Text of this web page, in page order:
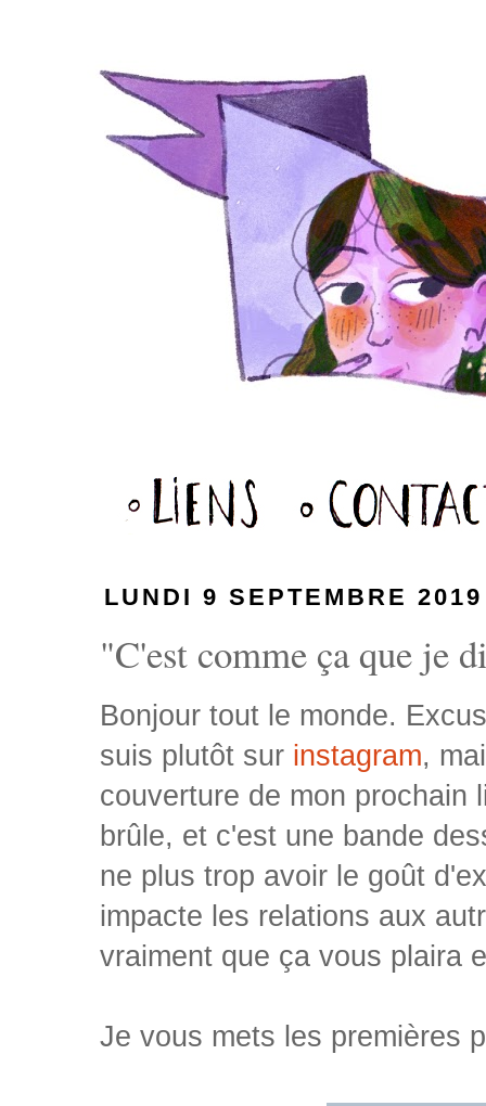
LUNDI 9 SEPTEMBRE 2019
"C'est comme ça que je
Bonjour tout le monde.
suis plutôt sur instagram,
couverture de mon prochain
brûle, et c'est une bande
ne plus trop avoir le goût
impacte les relations aux
vraiment que ça vous plaira
Je vous mets les premières